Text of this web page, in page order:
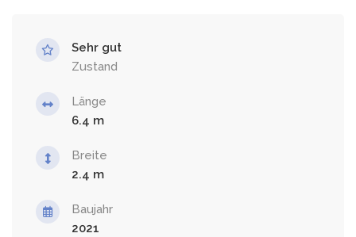
Sehr gut
Zustand
Länge
6.4
Breite
2.4
Baujahr
2021